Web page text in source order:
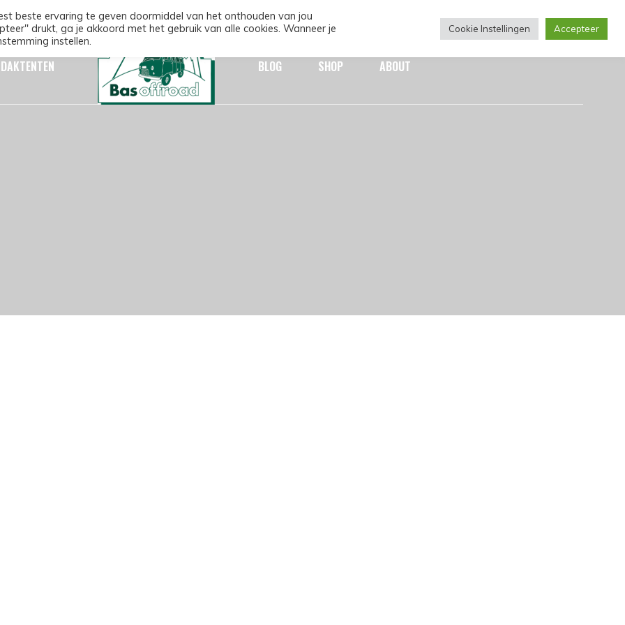
DAKTENTEN BLOG SHOP ABOUT
beste ervaring te geven doormiddel van het onthouden van jou
drukt, ga je akkoord met het gebruik van alle cookies. Wanneer je
instellen.
Cookie Instellingen Accepteer